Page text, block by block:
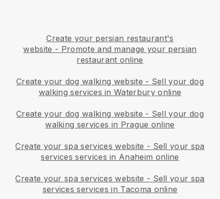
Create your persian restaurant's
website - Promote and manage your persian
restaurant online
Create your dog walking website - Sell your dog
walking services in Waterbury online
Create your dog walking website - Sell your dog
walking services in Prague online
Create your spa services website - Sell your spa
services services in Anaheim online
Create your spa services website - Sell your spa
services services in Tacoma online